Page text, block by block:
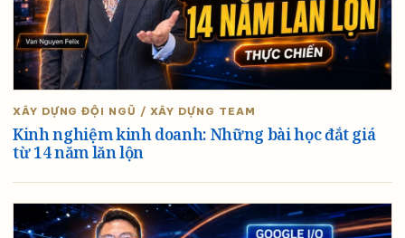
XÂY DỰNG ĐỘI NGŨ / XÂY DỰNG TEAM
Kinh nghiệm kinh doanh: Những bài học đắt giá
từ 14 năm lăn lộn